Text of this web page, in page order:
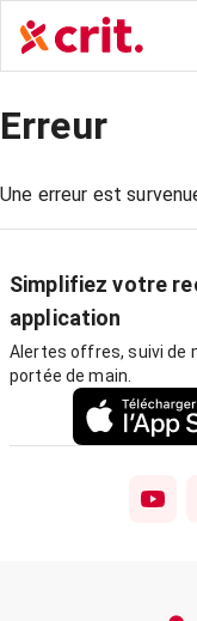
Erreur
Une erreur est
Simplifiez votre
application
Alertes offres, suivi de
portée de main.